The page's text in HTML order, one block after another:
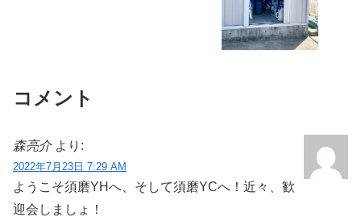
コメント
森亮介 より:
2022年7月23日 7:29 AM
ようこそ須磨YHへ、そして須磨YCへ！近々、歓
迎会しましょ！